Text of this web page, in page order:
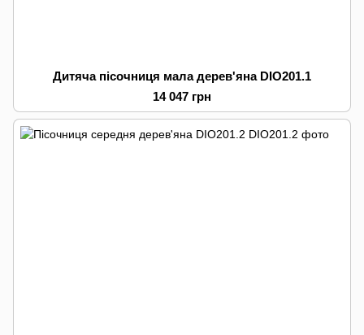
Дитяча пісочниця мала дерев'яна DIO201.1
14 047 грн